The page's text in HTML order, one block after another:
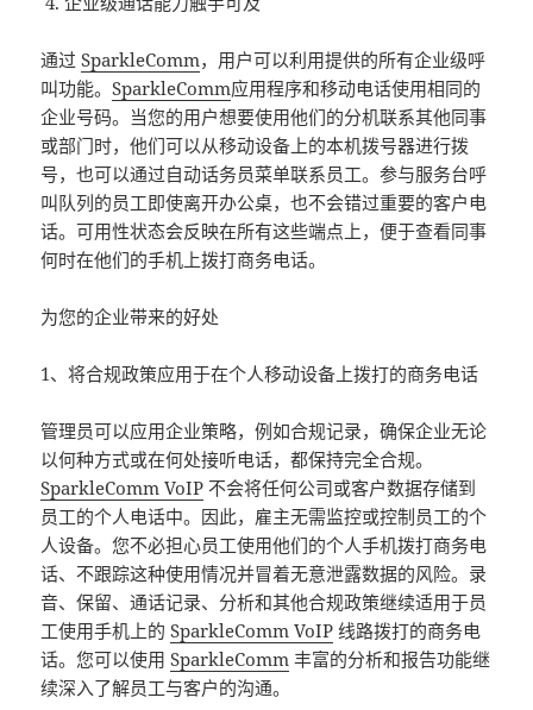
通过SparkleComm，用户可以利用提供的所有企业级呼
叫功能。SparkleComm应用程序和移动电话使用相同的
企业号码。当您的用户想要使用他们的分机联系其他同事
或部门时，他们可以从移动设备上的本机拨号器进行拨
号，也可以通过自动话务员菜单联系员工。参与服务台呼
叫队列的员工即使离开办公桌，也不会错过重要的客户电
话。可用性状态会反映在所有这些端点上，便于查看同事
何时在他们的手机上拨打商务电话。
为您的企业带来的好处
1、将合规政策应用于在个人移动设备上拨打的商务电话
管理员可以应用企业策略，例如合规记录，确保企业无论
以何种方式或在何处接听电话，都保持完全合规。
SparkleComm VoIP 不会将任何公司或客户数据存储到
员工的个人电话中。因此，雇主无需监控或控制员工的个
人设备。您不必担心员工使用他们的个人手机拨打商务电
话、不跟踪这种使用情况并冒着无意泄露数据的风险。录
音、保留、通话记录、分析和其他合规政策继续适用于员
工使用手机上的SparkleComm VoIP 线路拨打的商务电
话。您可以使用SparkleComm 丰富的分析和报告功能继
续深入了解员工与客户的沟通。